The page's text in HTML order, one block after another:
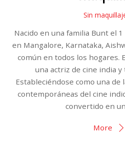
Sin
Nacido en una familia Bunt el
en Mangalore, Karnataka,
común en todos los hogares.
una actriz de cine india
Estableciéndose como una de
contemporáneas del cine
convertido en
More